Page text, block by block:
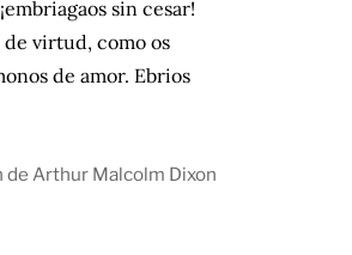
sin cesar!
de virtud, como os
de amor. Ebrios
de Arthur Malcolm Dixon